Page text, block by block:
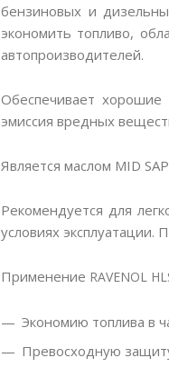
бензиновых и
экономить топливо,
автопроизводителей.
Обеспечивает хорошие
эмиссия вредных
Является маслом MID
Рекомендуется для
условиях
Применение RAVENOL
Экономию топлива в
Превосходную